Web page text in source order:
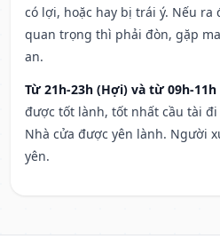
có lợi, hoặc hay bị trái ý. Nếu ra
quan trọng thì phải đòn, gặp
an.
Từ 21h-23h (Hợi) và từ 09h-11h
được tốt lành, tốt nhất cầu tài đi
Nhà cửa được yên lành. Người
yên.